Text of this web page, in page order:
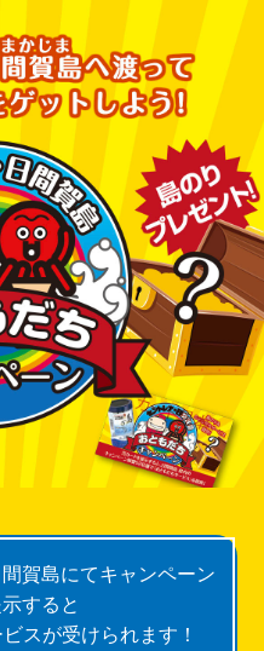
賀島にてキャンペーン
すると
スが受けられます！